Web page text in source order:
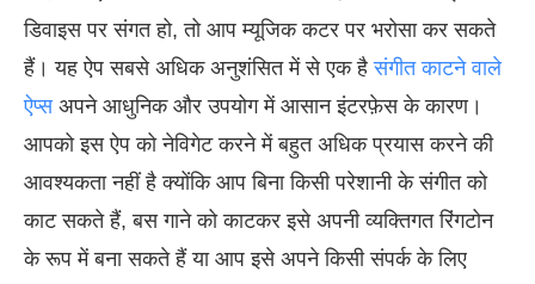
डिवाइस पर संगत हो, तो आप म्यूजिक कटर पर भरोसा कर सकते
हैं। यह ऐप सबसे अधिक अनुशंसित में से एक हैसंगीत काटने वाले
ऐप्सअपने आधुनिक और उपयोग में आसान इंटरफ़ेस के कारण।
आपको इस ऐप को नेविगेट करने में बहुत अधिक प्रयास करने की
आवश्यकता नहीं है क्योंकि आप बिना किसी परेशानी के संगीत को
काट सकते हैं, बस गाने को काटकर इसे अपनी व्यक्तिगत रिंगटोन
के रूप में बना सकते हैं या आप इसे अपने किसी संपर्क के लिए